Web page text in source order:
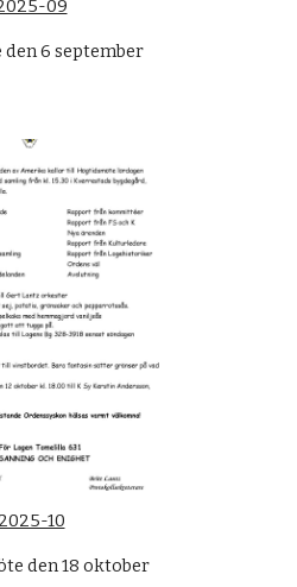
09
6 september
2025-10
den 18 oktober